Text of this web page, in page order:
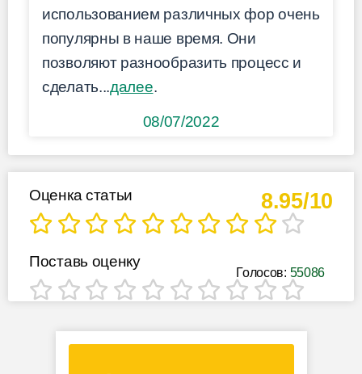
использованием различных фор очень
популярны в наше время. Они
позволяют разнообразить процесс и
сделать...далее.
08/07/2022
8.95/10
Оценка статьи
Голосов: 55086
Поставь оценку